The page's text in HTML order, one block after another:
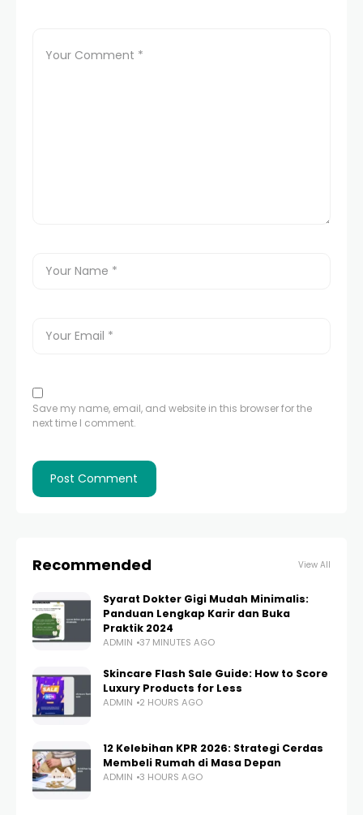
Save my name, email, and website in this browser for the
next time I comment.
Recommended View All
Syarat Dokter Gigi Mudah Minimalis:
Panduan Lengkap Karir dan Buka
Praktik 2024
ADMIN 37 MINUTES AGO
Skincare Flash Sale Guide: How to Score
Luxury Products for Less
ADMIN 2 HOURS AGO
12 Kelebihan KPR 2026: Strategi Cerdas
Membeli Rumah di Masa Depan
ADMIN 3 HOURS AGO